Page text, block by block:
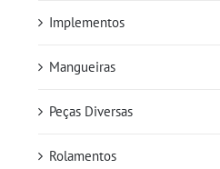
Implementos
Mangueiras
Peças Diversas
Rolamentos